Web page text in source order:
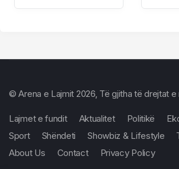
© Arena e Lajmit 2026, Të gjitha të drejtat e
Lajmet e fundit Aktualitet Politikë
Sport
Shëndeti Showbiz & Lifestyle
About Us
Contact Privacy Policy